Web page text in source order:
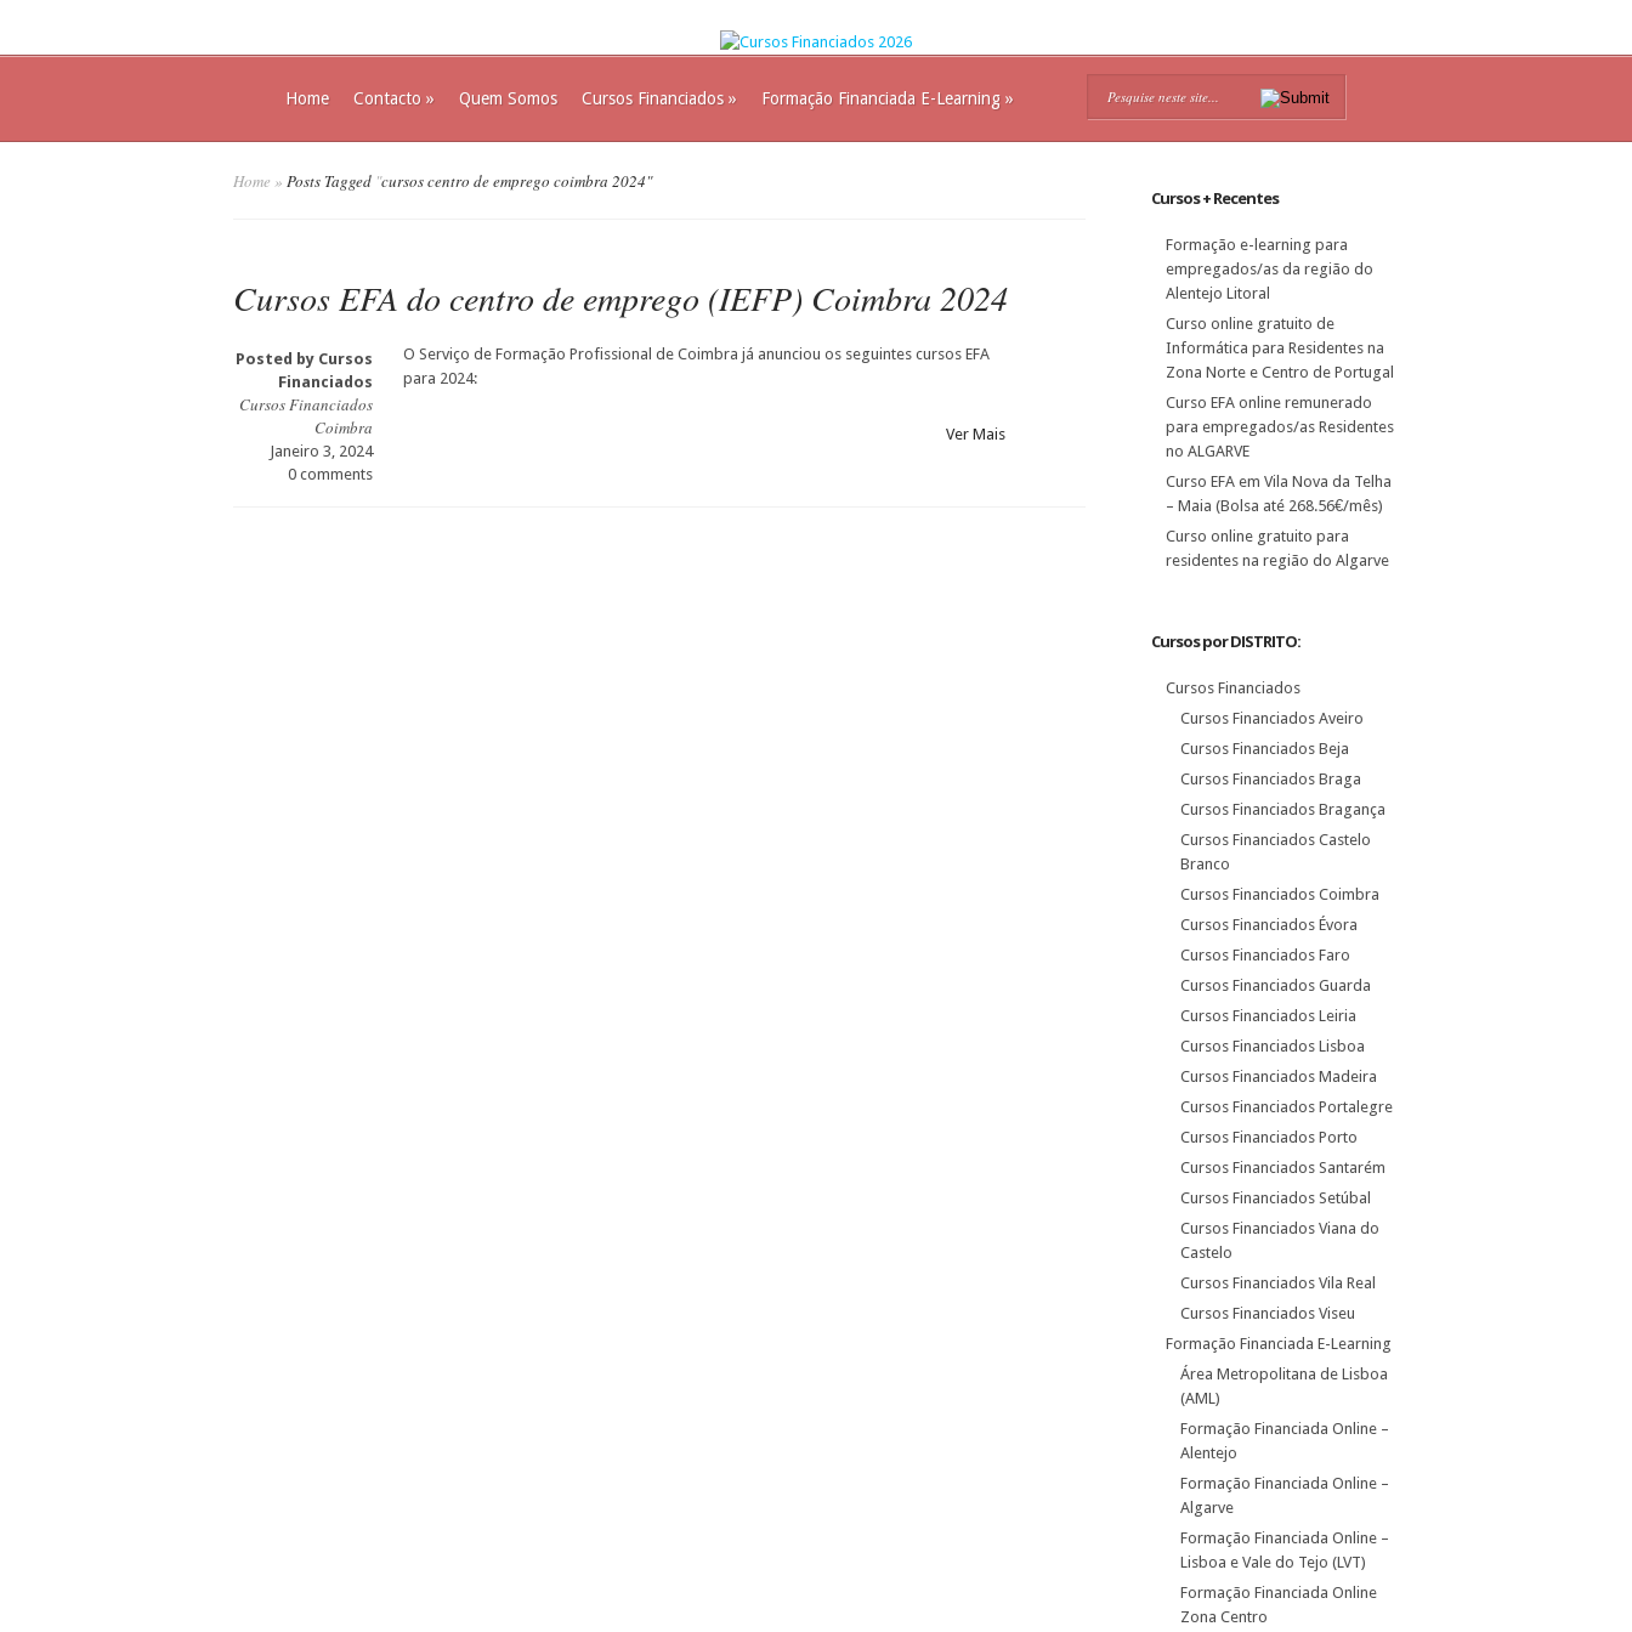
Home Contacto » Quem Somos Cursos Financiados» Formação Financiada E-Learning »
Home » Posts Tagged "cursos centro de emprego coimbra 2024"
Cursos EFA do centro de emprego (IEFP) Coimbra 2024
Posted by Cursos
Financiados
Cursos Financiados
Coimbra
Janeiro 3, 2024
0 comments
O Serviço de Formação Profissional de Coimbra já anunciou os seguintes cursos EFA
para 2024:
Ver Mais
Cursos + Recentes
Formação e-learning para
empregados/as da região do
Alentejo Litoral
Curso online gratuito de
Informática para Residentes na
Zona Norte e Centro de Portugal
Curso EFA online remunerado
para empregados/as Residentes
no ALGARVE
Curso EFA em Vila Nova da Telha
– Maia (Bolsa até 268.56€/mês)
Curso online gratuito para
residentes na região do Algarve
Cursos por DISTRITO:
Cursos Financiados
Cursos Financiados Aveiro
Cursos Financiados Beja
Cursos Financiados Braga
Cursos Financiados Bragança
Cursos Financiados Castelo
Branco
Cursos Financiados Coimbra
Cursos Financiados Évora
Cursos Financiados Faro
Cursos Financiados Guarda
Cursos Financiados Leiria
Cursos Financiados Lisboa
Cursos Financiados Madeira
Cursos Financiados Portalegre
Cursos Financiados Porto
Cursos Financiados Santarém
Cursos Financiados Setúbal
Cursos Financiados Viana do
Castelo
Cursos Financiados Vila Real
Cursos Financiados Viseu
Formação Financiada E-Learning
Área Metropolitana de Lisboa
(AML)
Formação Financiada Online –
Alentejo
Formação Financiada Online –
Algarve
Formação Financiada Online –
Lisboa e Vale do Tejo (LVT)
Formação Financiada Online
Zona Centro